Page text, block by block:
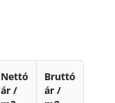
Nettó
ár /
Bruttó
ár /